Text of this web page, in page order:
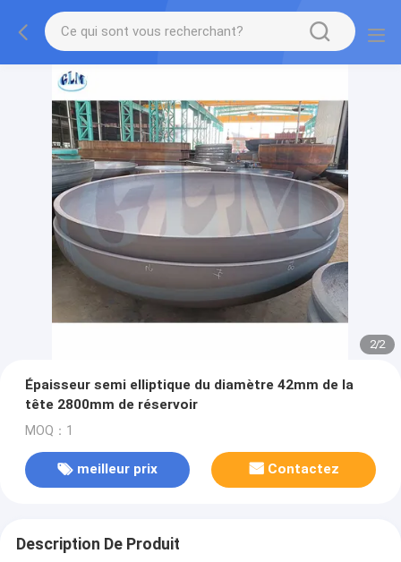
2/2
Épaisseur semi elliptique du diamètre 42mm de la
tête 2800mm de réservoir
MOQ：1
meilleur prix Contactez
Description De Produit